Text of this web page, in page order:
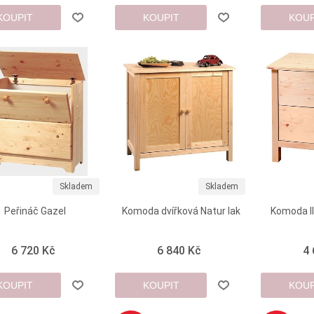
KOUPIT
Skladem
Peřináč Gazel
6 720 Kč
Skladem
Komoda dvířková Natur lak
6 840 Kč
KOUPIT
Komoda
4